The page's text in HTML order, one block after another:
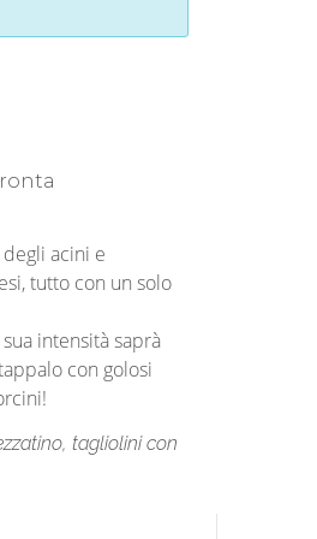
acini e
tutto con un solo
intensità saprà
con golosi
tagliolini con